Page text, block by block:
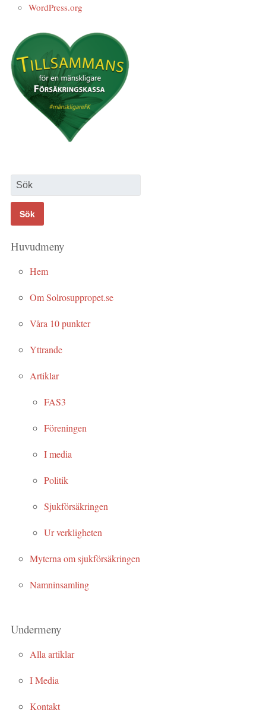
WordPress.org
Huvudmeny
Hem
Om Solrosuppropet.se
Våra 10 punkter
Yttrande
Artiklar
FAS3
Föreningen
I media
Politik
Sjukförsäkringen
Ur verkligheten
Myterna om sjukförsäkringen
Namninsamling
Undermeny
Alla artiklar
I Media
Kontakt